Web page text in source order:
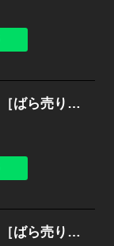
推しが死ぬし助けるし［ばら売り］第10話［黒蜜］
推しが死ぬし助けるし［ばら売り］第9話［黒蜜］